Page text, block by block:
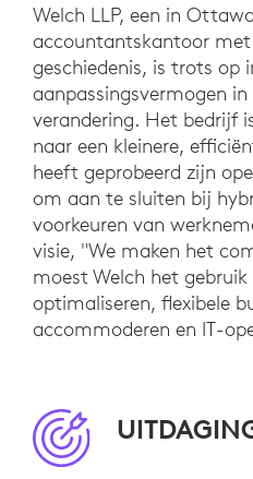
Welch LLP, een in
accountantskantoor
geschiedenis, is trots op
aanpassingsvermogen
verandering. Het bedrijf
naar een kleinere,
heeft geprobeerd zijn
om aan te sluiten bij
voorkeuren van
visie, "We maken het
moest Welch het
optimaliseren, flexibele
accommoderen en IT-